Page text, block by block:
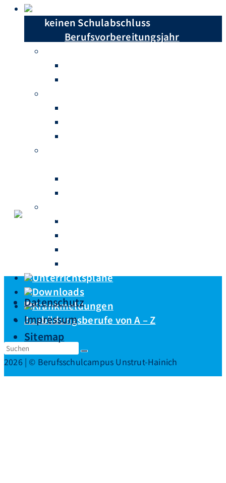
keinen Schulabschluss
Berufsvorbereitungsjahr
Unterrichtspläne
Downloads
Krankmeldungen
Ausbildungsberufe von A – Z
Datenschutz
Impressum
Sitemap
2026 | © Berufsschulcampus Unstrut-Hainich